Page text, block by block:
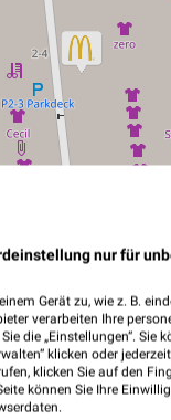
nur für
Gerät zu, wie z. B.
verarbeiten Ihre
die „Einstellungen“. Sie
klicken oder
klicken Sie auf den
können Sie Ihre